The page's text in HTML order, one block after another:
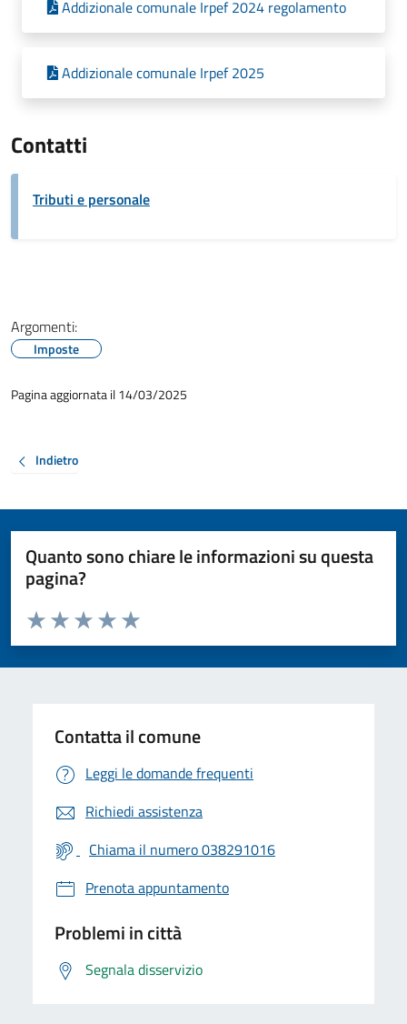
Addizionale comunale Irpef 2024 regolamento
Addizionale comunale Irpef 2025
Contatti
Tributi e personale
Argomenti:
Imposte
Pagina aggiornata il 14/03/2025
Indietro
Quanto sono chiare le informazioni su questa
pagina?
Valuta da 1 a 5 stelle la pagina
Valuta 5 stelle su 5
Valuta 4 stelle su 5
Valuta 3 stelle su 5
Valuta 2 stelle su 5
Valuta 1 stelle su 5
Contatta il comune
Leggi le domande frequenti
Richiedi assistenza
Chiama il numero 038291016
Prenota appuntamento
Problemi in città
Segnala disservizio